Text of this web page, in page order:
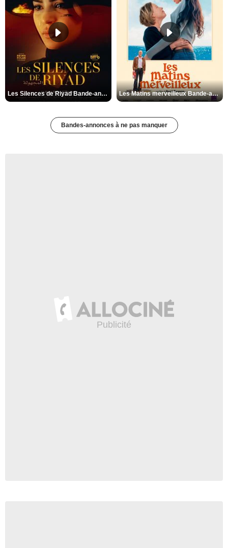
Les Silences de Riyad Bande-annonce VO STFR Les Matins merveilleux Bande-annonce VF
Bandes-annonces à ne pas manquer